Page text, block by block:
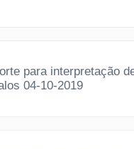
para interpretação
04-10-2019